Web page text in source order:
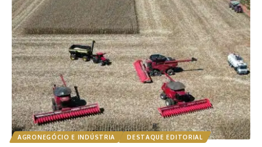
AGRONEGÓCIO E INDÚSTRIA DESTAQUE EDITORIAL